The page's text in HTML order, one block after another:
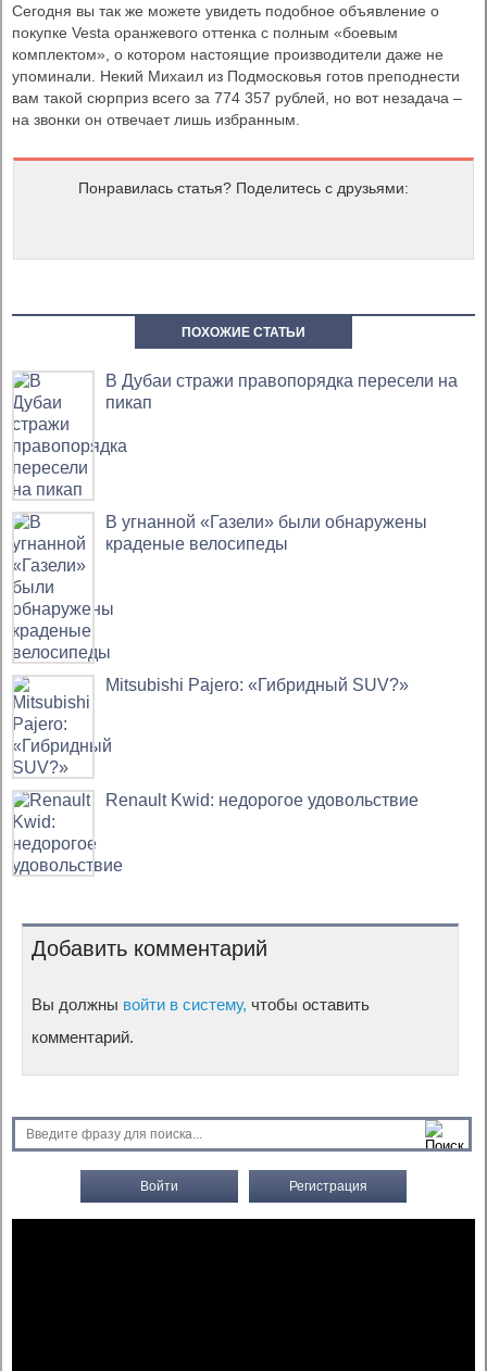
Сегодня вы так же можете увидеть подобное объявление о
покупке Vesta оранжевого оттенка с полным «боевым
комплектом», о котором настоящие производители даже не
упоминали. Некий Михаил из Подмосковья готов преподнести
вам такой сюрприз всего за 774 357 рублей, но вот незадача –
на звонки он отвечает лишь избранным.
Понравилась статья? Поделитесь с друзьями:
ПОХОЖИЕ СТАТЬИ
В Дубаи стражи правопорядка пересели на
пикап
В угнанной «Газели» были обнаружены
краденые велосипеды
Mitsubishi Pajero: «Гибридный SUV?»
Renault Kwid: недорогое удовольствие
Добавить комментарий
Вы должны войти в систему, чтобы оставить
комментарий.
Войти Регистрация